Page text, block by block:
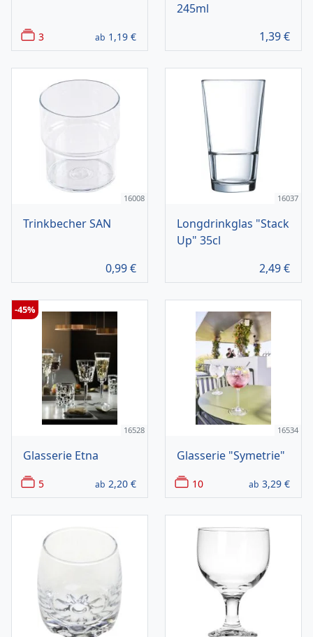
3 ab 1,19 €
245ml
1,39€
16008
Trinkbecher SAN
0,99€
16037
Longdrinkglas "Stack
Up" 35cl
2,49€
16528
Glasserie Etna
5 ab 2,20 €
-45%
16534
Glasserie "Symetrie"
10 ab 3,29 €